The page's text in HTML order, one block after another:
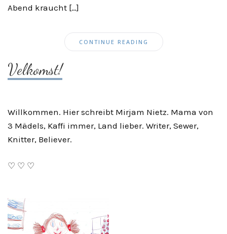
Abend kraucht […]
CONTINUE READING
Velkomst!
Willkommen. Hier schreibt Mirjam Nietz. Mama von
3 Mädels, Kaffi immer, Land lieber. Writer, Sewer,
Knitter, Believer.
♡ ♡ ♡